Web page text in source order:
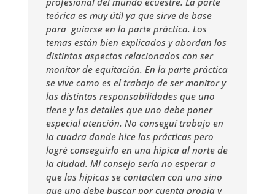
teórica es muy útil ya que sirve de base
para guiarse en la parte práctica. Los
temas están bien explicados y abordan los
distintos aspectos relacionados con ser
monitor de equitación. En la parte práctica
se vive como es el trabajo de ser monitor y
las distintas responsabilidades que uno
tiene y los detalles que uno debe poner
especial atención. No conseguí trabajo en
la cuadra donde hice las prácticas pero
logré conseguirlo en una hípica al norte de
la ciudad. Mi consejo sería no esperar a
que las hípicas se contacten con uno sino
que uno debe buscar por cuenta propia y